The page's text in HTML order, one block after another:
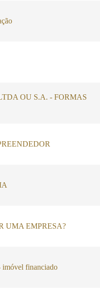
OU S.A. - FORMAS
UMA EMPRESA?
imóvel financiado